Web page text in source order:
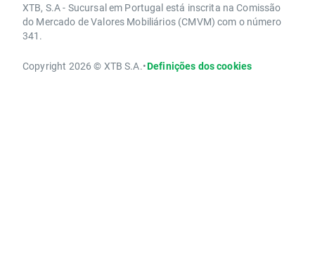
XTB, S.A - Sucursal em Portugal está inscrita na Comissão
do Mercado de Valores Mobiliários (CMVM) com o número
341.
Copyright 2026 © XTB S.A.•Definições dos cookies